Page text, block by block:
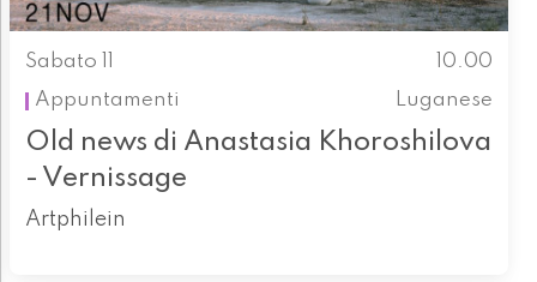
Sabato 11
10.00
Appuntamenti
Luganese
Old news di Anastasia Khoroshilova
- Vernissage
Artphilein